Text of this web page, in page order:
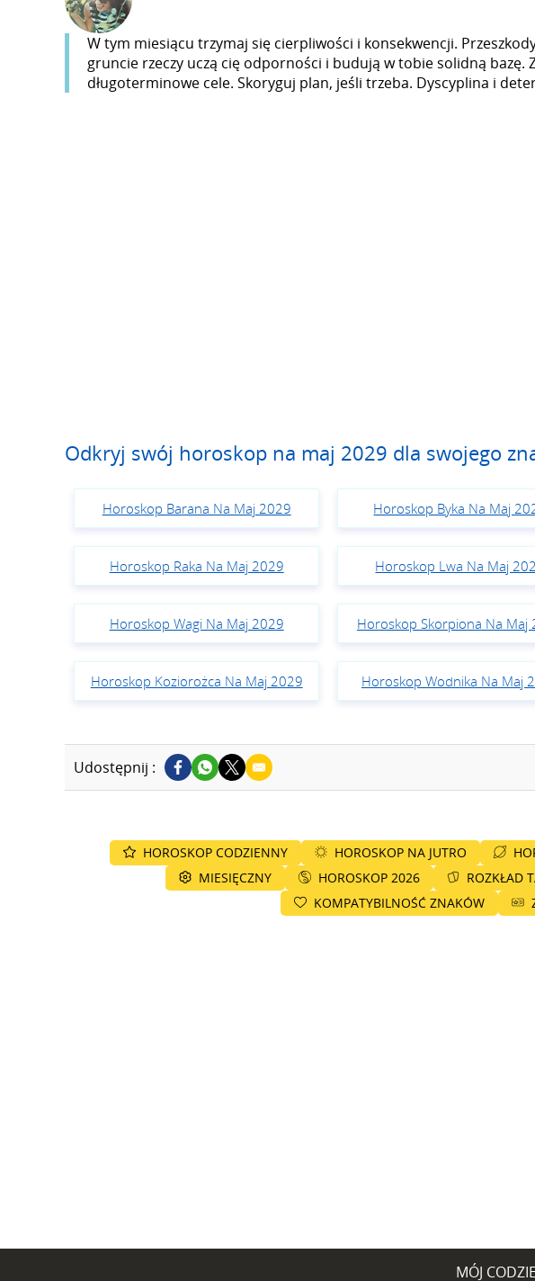
W tym miesiącu trzymaj się cierpliwości i konsekwencji.
gruncie rzeczy uczą cię odporności i budują w tobie solidną
długoterminowe cele. Skoryguj plan, jeśli trzeba. Dyscyplina i
Odkryj swój horoskop na maj 2029 dla swojego
Horoskop Barana Na Maj 2029 Horoskop Byka Na Maj
Horoskop Raka Na Maj 2029 Horoskop Lwa Na Maj
Horoskop Wagi Na Maj 2029 Horoskop Skorpiona Na Maj
Horoskop Koziorożca Na Maj 2029 Horoskop Wodnika Na Maj
Udostępnij :
HOROSKOP CODZIENNY HOROSKOP NA JUTRO
MIESIĘCZNY
HOROSKOP 2026 ROZKŁAD
KOMPATYBILNOŚĆ ZNAKÓW
MÓJ